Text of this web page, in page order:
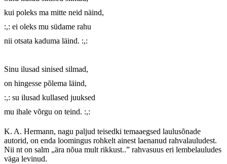
kui poleks ma mitte neid näind,
:,: ei oleks mu südame rahu
nii otsata kaduma läind. :,:
Sinu ilusad sinised silmad,
on hingesse põlema läind,
:,: su ilusad kullased juuksed
mu ihale võrgu on teind. :,:
K. A. Hermann, nagu paljud teisedki temaaegsed laulusõnade
autorid, on enda loomingus rohkelt ainest laenanud rahvalauludest.
Nii nt on salm „ära nõua mult rikkust..” rahvasuus eri lembelauludes
väga levinud.